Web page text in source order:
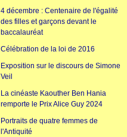
4 décembre : Centenaire de l'égalité
des filles et garçons devant le
baccalauréat
Célébration de la loi de 2016
Exposition sur le discours de Simone
Veil
La cinéaste Kaouther Ben Hania
remporte le Prix Alice Guy 2024
Portraits de quatre femmes de
l'Antiquité